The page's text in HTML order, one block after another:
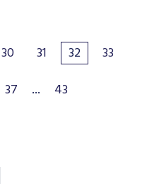
30 31 32
33
37 ... 43